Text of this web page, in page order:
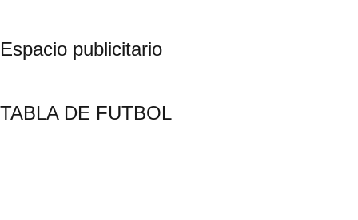
Espacio publicitario
TABLA DE FUTBOL